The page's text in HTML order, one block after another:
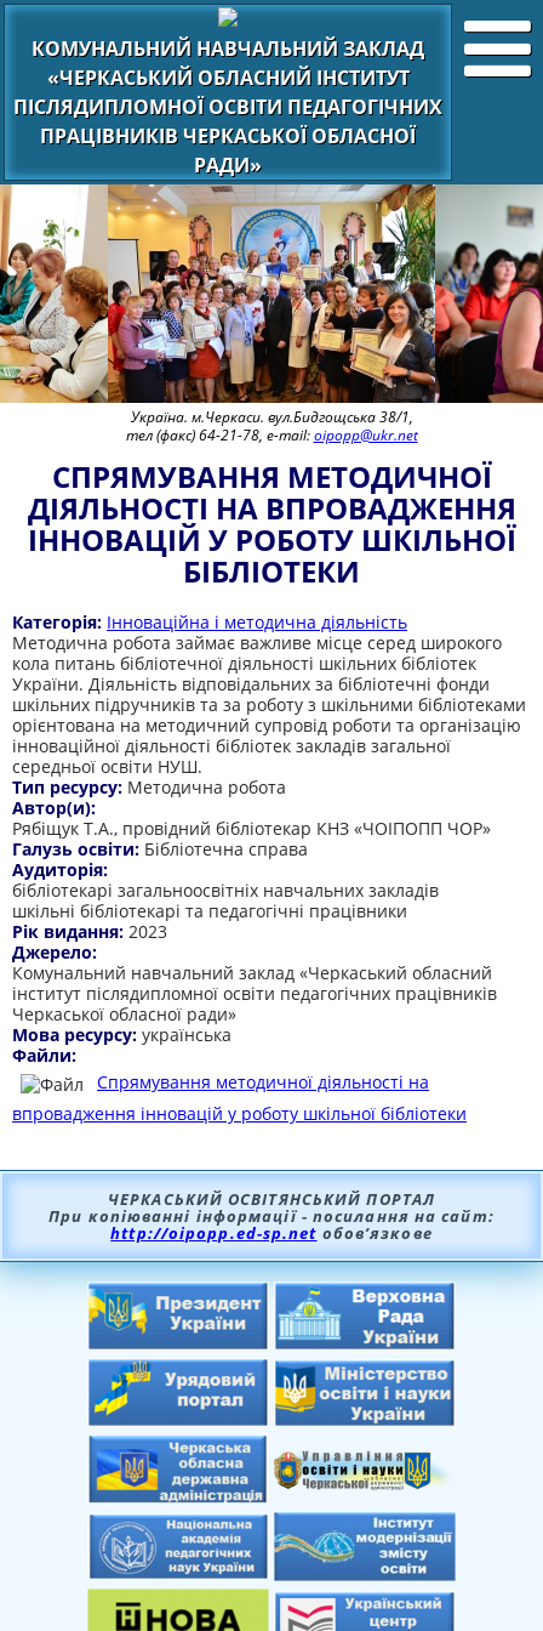
КОМУНАЛЬНИЙ НАВЧАЛЬНИЙ ЗАКЛАД
«ЧЕРКАСЬКИЙ ОБЛАСНИЙ ІНСТИТУТ
ПІСЛЯДИПЛОМНОЇ ОСВІТИ ПЕДАГОГІЧНИХ
ПРАЦІВНИКІВ ЧЕРКАСЬКОЇ ОБЛАСНОЇ
РАДИ»
Україна. м.Черкаси. вул.Бидгощська 38/1,
тел (факс) 64-21-78, e-mail:oipopp@ukr.net
СПРЯМУВАННЯ МЕТОДИЧНОЇ
ДІЯЛЬНОСТІ НА ВПРОВАДЖЕННЯ
ІННОВАЦІЙ У РОБОТУ ШКІЛЬНОЇ
БІБЛІОТЕКИ
Категорія: Інноваційна і методична діяльність
Методична робота займає важливе місце серед широкого
кола питань бібліотечної діяльності шкільних бібліотек
України. Діяльність відповідальних за бібліотечні фонди
шкільних підручників та за роботу з шкільними бібліотеками
орієнтована на методичний супровід роботи та організацію
інноваційної діяльності бібліотек закладів загальної
середньої освіти НУШ.
Тип ресурсу: Методична робота
Автор(и):
Рябіщук Т.А., провідний бібліотекар КНЗ «ЧОІПОПП ЧОР»
Галузь освіти: Бібліотечна справа
Аудиторія:
бібліотекарі загальноосвітніх навчальних закладів
шкільні бібліотекарі та педагогічні працівники
Рік видання: 2023
Джерело:
Комунальний навчальний заклад «Черкаський обласний
інститут післядипломної освіти педагогічних працівників
Черкаської обласної ради»
Мова ресурсу: українська
Файли:
Спрямування методичної діяльності на
впровадження інновацій у роботу шкільної бібліотеки
ЧЕРКАСЬКИЙ ОСВІТЯНСЬКИЙ ПОРТАЛ
При копіюванні інформації - посилання на сайт:
http://oipopp.ed-sp.net обов’язкове